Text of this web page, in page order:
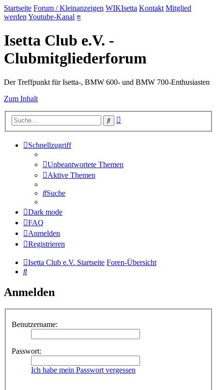
Startseite Forum / Kleinanzeigen WIKIsetta Kontakt Mitglied
werden Youtube-Kanal ≡
Isetta Club e.V. -
Clubmitgliederforum
Der Treffpunkt für Isetta-, BMW 600- und BMW 700-Enthusiasten
Zum Inhalt
Suche
Schnellzugriff
Unbeantwortete Themen
Aktive Themen
Suche
Dark mode
FAQ
Anmelden
Registrieren
Isetta Club e.V. Startseite Foren-Übersicht
Suche
Anmelden
Benutzername:
Passwort:
Ich habe mein Passwort vergessen